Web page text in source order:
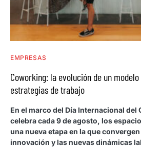
EMPRESAS
Coworking: la evolución de un
estrategias de trabajo
En el marco del Día Internacional del
celebra cada 9 de agosto, los
una nueva etapa en la que
innovación y las nuevas dinámicas